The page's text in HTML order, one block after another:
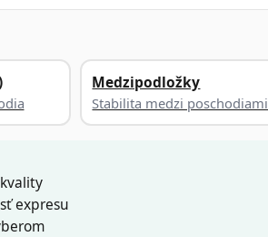
Medzipodložky
Stabilita medzi poschodiami
expresu